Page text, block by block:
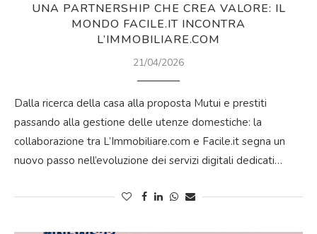
UNA PARTNERSHIP CHE CREA VALORE: IL
MONDO FACILE.IT INCONTRA
L’IMMOBILIARE.COM
21/04/2026
Dalla ricerca della casa alla proposta Mutui e prestiti
passando alla gestione delle utenze domestiche: la
collaborazione tra L’Immobiliare.com e Facile.it segna un
nuovo passo nell’evoluzione dei servizi digitali dedicati…